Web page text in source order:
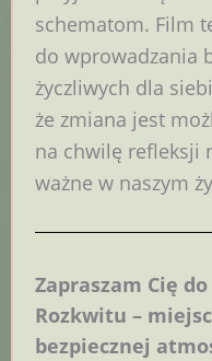
schematom. Film
do wprowadzania
życzliwych dla
że zmiana jest
na chwilę refleksji
ważne w naszym
Zapraszam Cię
Rozkwitu –
bezpiecznej